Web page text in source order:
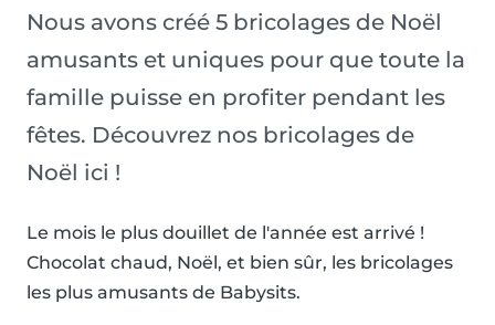
Nous avons créé 5 bricolages de Noël
amusants et uniques pour que toute la
famille puisse en profiter pendant les
fêtes. Découvrez nos bricolages de
Noël ici !
Le mois le plus douillet de l'année est arrivé !
Chocolat chaud, Noël, et bien sûr, les bricolages
les plus amusants de Babysits.